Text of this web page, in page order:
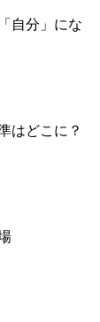
自分」にな
はどこに？